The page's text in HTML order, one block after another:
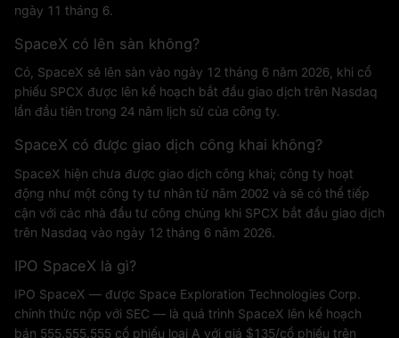
ngày 11 tháng 6.
SpaceX có lên sàn không?
Có, SpaceX sẽ lên sàn vào ngày 12 tháng 6 năm 2026, khi cổ
phiếu SPCX được lên kế hoạch bắt đầu giao dịch trên Nasdaq
lần đầu tiên trong 24 năm lịch sử của công ty.
SpaceX có được giao dịch công khai không?
SpaceX hiện chưa được giao dịch công khai; công ty hoạt
động như một công ty tư nhân từ năm 2002 và sẽ có thể tiếp
cận với các nhà đầu tư công chúng khi SPCX bắt đầu giao dịch
trên Nasdaq vào ngày 12 tháng 6 năm 2026.
IPO SpaceX là gì?
IPO SpaceX — được Space Exploration Technologies Corp.
chính thức nộp với SEC — là quá trình SpaceX lên kế hoạch
bán 555.555.555 cổ phiếu loại A với giá $135/cổ phiếu trên